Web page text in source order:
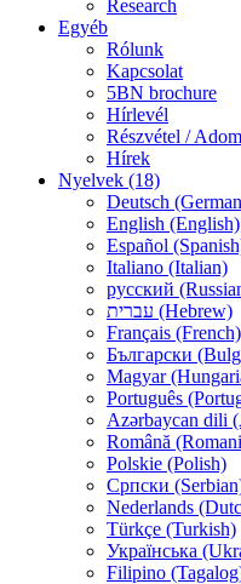
Research
Egyéb
Rólunk
Kapcsolat
5BN brochure
Hírlevél
Részvétel /
Hírek
Nyelvek (18)
Deutsch
English (English)
Español
Italiano (Italian)
русский
עברית (Hebrew)
Français (French)
Български
Magyar
Português
Azərbaycan dili
Română
Polskie (Polish)
Српски
Nederlands
Türkçe (Turkish)
Українська
Filipino